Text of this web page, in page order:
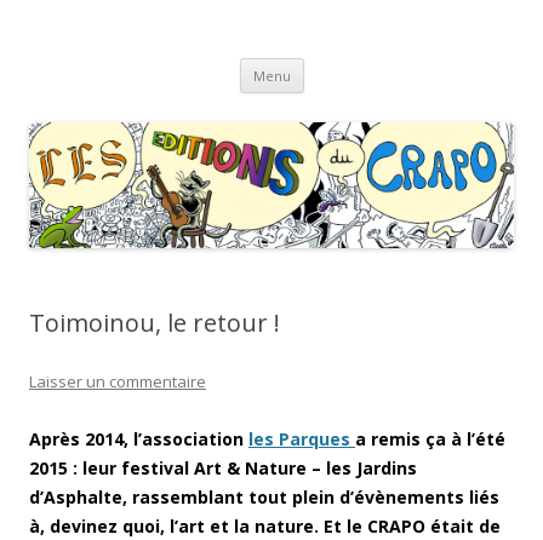
Menu Aller
contenu
Toimoinou, le retour !
Laisser un commentaire
Après 2014, l’association les Parques a remis ça à l’été
2015 : leur festival Art & Nature – les Jardins
d’Asphalte, rassemblant tout plein d’évènements liés
à, devinez quoi, l’art et la nature. Et le CRAPO était de